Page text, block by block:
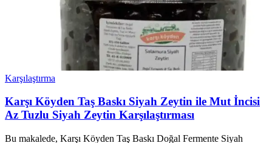
Karşılaştırma
Karşı Köyden Taş Baskı Siyah Zeytin ile Mut İncisi
Az Tuzlu Siyah Zeytin Karşılaştırması
Bu makalede, Karşı Köyden Taş Baskı Doğal Fermente Siyah